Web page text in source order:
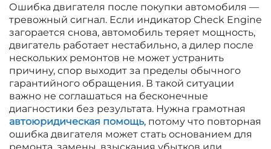
Ошибка двигателя после покупки автомобиля —
тревожный сигнал. Если индикатор Check Engine
загорается снова, автомобиль теряет мощность,
двигатель работает нестабильно, а дилер после
нескольких ремонтов не может устранить
причину, спор выходит за пределы обычного
гарантийного обращения. В такой ситуации
важно не соглашаться на бесконечные
диагностики без результата. Нужна грамотная
автоюридическая помощь, потому что повторная
ошибка двигателя может стать основанием для
ремонта, замены, взыскания убытков или